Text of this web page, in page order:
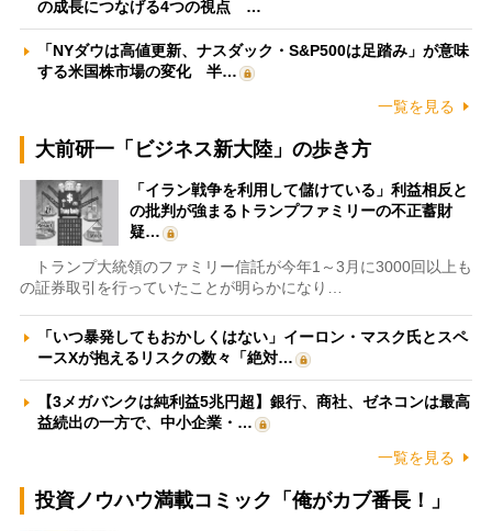
の成長につなげる4つの視点 …
「NYダウは高値更新、ナスダック・S&P500は足踏み」が意味
する米国株市場の変化 半…
一覧を見る
大前研一「ビジネス新大陸」の歩き方
「イラン戦争を利用して儲けている」利益相反と
の批判が強まるトランプファミリーの不正蓄財
疑…
トランプ大統領のファミリー信託が今年1～3月に3000回以上も
の証券取引を行っていたことが明らかになり…
「いつ暴発してもおかしくはない」イーロン・マスク氏とスペ
ースXが抱えるリスクの数々「絶対…
【3メガバンクは純利益5兆円超】銀行、商社、ゼネコンは最高
益続出の一方で、中小企業・…
一覧を見る
投資ノウハウ満載コミック「俺がカブ番長！」